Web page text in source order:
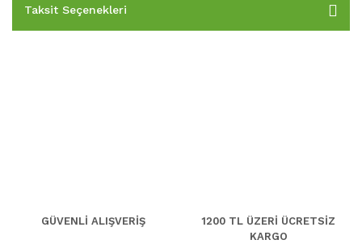
Taksit Seçenekleri
GÜVENLİ ALIŞVERİŞ
1200 TL ÜZERİ ÜCRETSİZ
KARGO